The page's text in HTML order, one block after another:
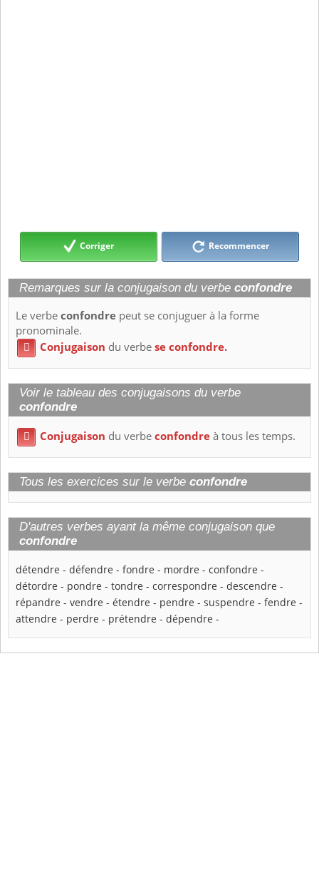
Corriger Recommencer
Remarques sur la conjugaison du verbe confondre
Le verbeconfondre peut se conjuguer à la forme
pronominale.
 Conjugaison du verbese confondre.
Voir le tableau des conjugaisons du verbe
confondre
 Conjugaison du verbeconfondreà tous les temps.
Tous les exercices sur le verbe confondre
D'autres verbes ayant la même conjugaison que
confondre
détendre - défendre - fondre - mordre - confondre -
détordre - pondre - tondre - correspondre - descendre -
répandre - vendre - étendre - pendre - suspendre - fendre -
attendre - perdre - prétendre - dépendre -